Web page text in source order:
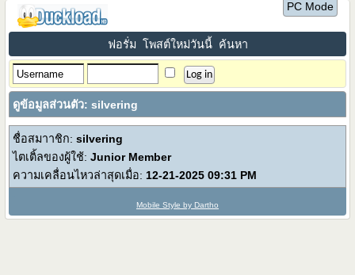
PC Mode
ฟอรั่ม โพสต์ใหม่วันนี้ ค้นหา
ดูข้อมูลส่วนตัว: silvering
ชื่อสมาาชิก:silvering
ไตเติ้ลของผู้ใช้:Junior Member
ความเคลื่อนไหวล่าสุดเมื่อ: 12-21-202509:31 PM
Mobile Style by Dartho